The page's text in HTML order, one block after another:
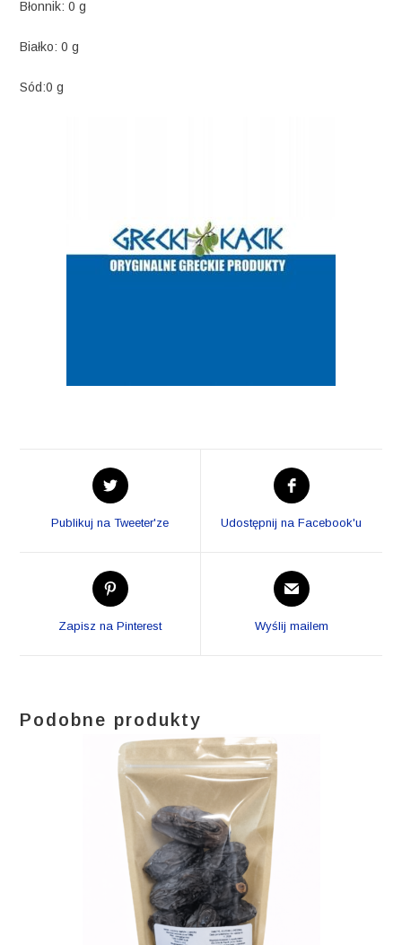
Błonnik: 0 g
Białko: 0 g
Sód:0 g
Opens
in
new
Publikuj na Tweeter'ze
Opens
in
new
Udostępnij na Facebook'u
Opens
in
Zapisz na Pinterest
Opens
in
new
Wyślij mailem
Podobne produkty